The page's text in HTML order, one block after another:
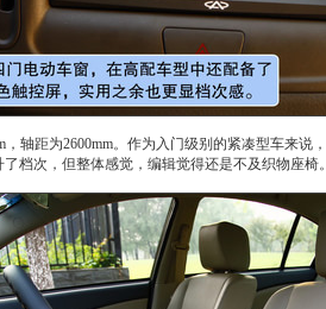
，轴距为2600mm。作为入门级别的紧凑型车来说，
了档次，但整体感觉，编辑觉得还是不及织物座椅。